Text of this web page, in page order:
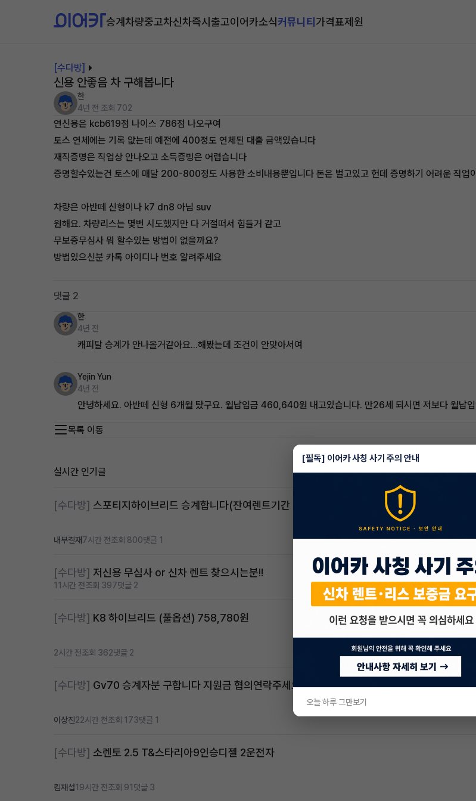
승계차량중고차신차즉시출고이어카소식커뮤니티가격표제원
[수다방]
신용 안좋음 차 구해봅니다
한
4년 전 조회 702
연신용은 kcb619점 나이스 786점 나오구여
토스 연체에는 기록 앖는데 예전에 400정도 연체된 대출 금액있습니다
재직증명은 직업상 안나오고 소득증빙은 어렵습니다
증명할수있는건 토스에 매달 200-800정도 사용한 소비내용뿐입니다 돈은 벌고있고 헌데 증명하기 어려운 직업
차량은 아반떼 신형이나 k7 dn8 아님 suv
원해요. 차량리스는 몇번 시도했지만 다 거절떠서 힘들거 같고
무보증무심사 뭐 할수있는 방법이 없을까요?
방법있으신분 카톡 아이디나 번호 알려주세요
댓글 2
한
4년 전
캐피탈 승계가 안나올거같아요...해봤는데 조건이 안맞아서여
Yejin Yun
4년 전
안녕하세요. 아반떼 신형 6개월 탔구요. 월납입금 460,640원 내고있습니다. 만26세 되시면 저보다 월납
목록 이동
실시간 인기글
[수다방]
내부결재7시간 전조회 800댓글 1
[수다방] 저신용 무심사 or 신차 렌트 찾으시는분!!
11시간 전조회 397댓글 2
[수다방] K8 하이브리드 (풀옵션) 758,780원
2시간 전조회 362댓글 2
[수다방] Gv70 승계자분 구합니다 지원금 협의연락주세요
이상진22시간 전조회 173댓글 1
[수다방] 소렌토 2.5 T&스타리아9인승디젤 2운전자
킴재섭19시간 전조회 91 댓글 3
[필독] 이어카 사칭 사기 주의 안내
오늘 하루 그만보기